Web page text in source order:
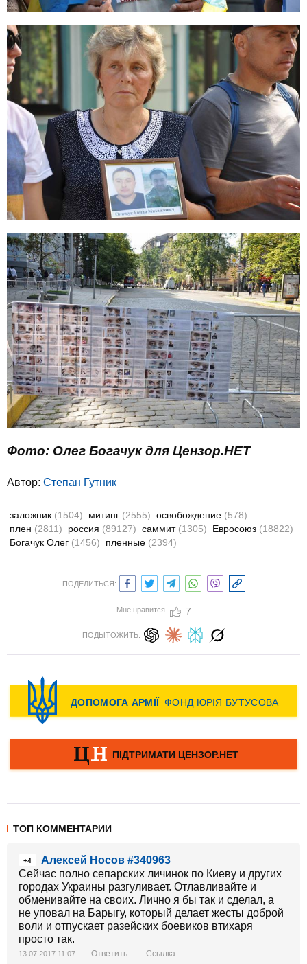
Фото: Олег Богачук для Цензор.НЕТ
Автор: Степан Гутник
заложник (1504) митинг (2555) освобождение (578)
плен (2811) россия (89127) саммит (1305) Евросоюз (18822)
Богачук Олег (1456) пленные (2394)
ПОДЕЛИТЬСЯ:
Мне нравится 7
ПОДЫТОЖИТЬ:
ТОП КОММЕНТАРИИ
+4
Алексей Носов #340963
Сейчас полно сепарских личинок по Киеву и других
городах Украины разгуливает. Отлавливайте и
обменивайте на своих. Лично я бы так и сделал, а
не уповал на Барыгу, который делает жесты доброй
воли и отпускает разейских боевиков втихаря
просто так.
13.07.2017 11:07 Ответить Ссылка